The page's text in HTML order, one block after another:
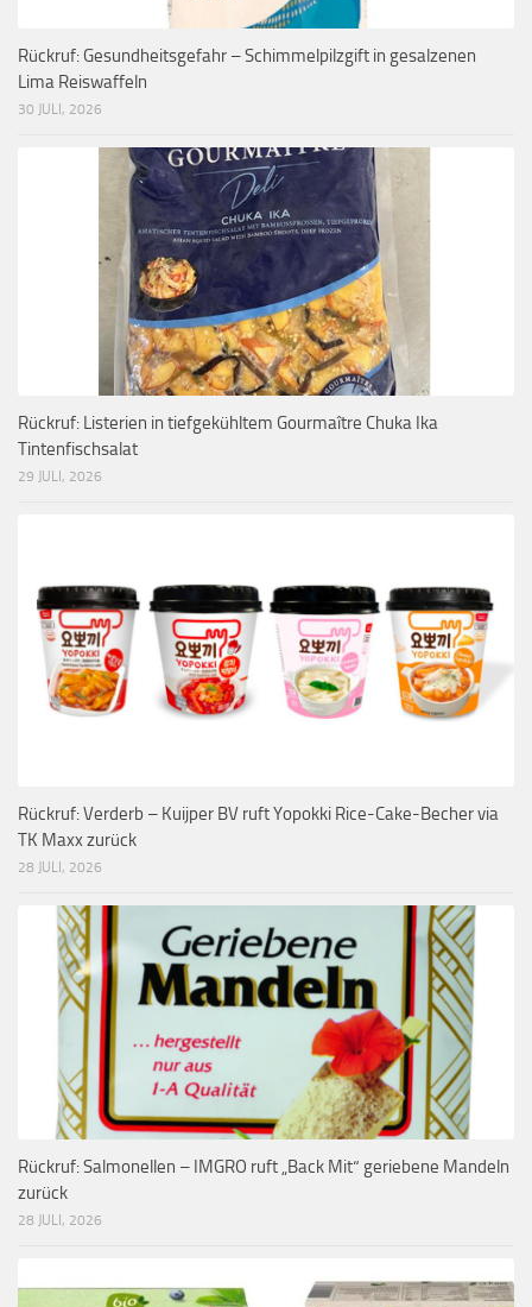
Rückruf: Gesundheitsgefahr – Schimmelpilzgift in gesalzenen
Lima Reiswaffeln
30 JULI, 2026
Rückruf: Listerien in tiefgekühltem Gourmaître Chuka Ika
Tintenfischsalat
29 JULI, 2026
Rückruf: Verderb – Kuijper BV ruft Yopokki Rice-Cake-Becher via
TK Maxx zurück
28 JULI, 2026
Rückruf: Salmonellen – IMGRO ruft „Back Mit“ geriebene Mandeln
zurück
28 JULI, 2026